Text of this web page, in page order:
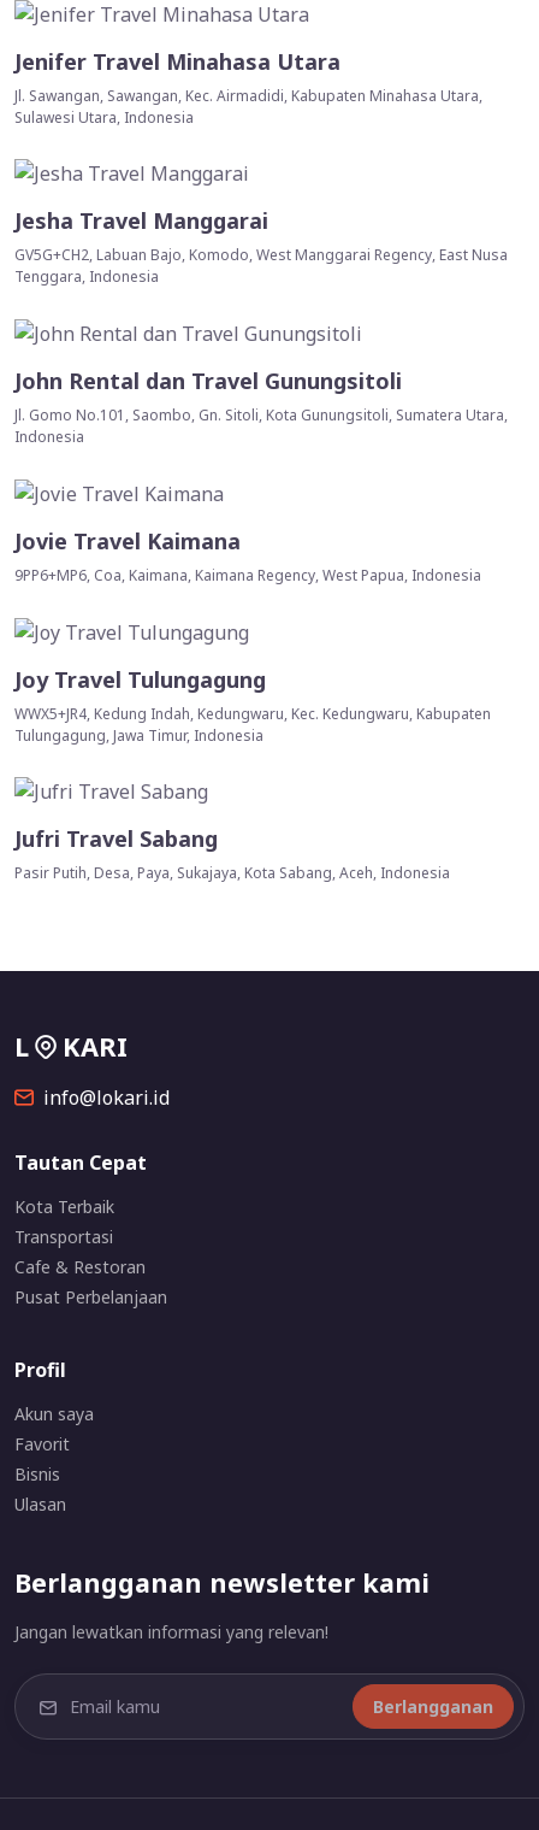
Jenifer Travel Minahasa Utara
Jl. Sawangan, Sawangan, Kec. Airmadidi, Kabupaten Minahasa Utara,
Sulawesi Utara, Indonesia
Jesha Travel Manggarai
GV5G+CH2, Labuan Bajo, Komodo, West Manggarai Regency, East Nusa
Tenggara, Indonesia
John Rental dan Travel Gunungsitoli
Jl. Gomo No.101, Saombo, Gn. Sitoli, Kota Gunungsitoli, Sumatera Utara,
Indonesia
Jovie Travel Kaimana
9PP6+MP6, Coa, Kaimana, Kaimana Regency, West Papua, Indonesia
Joy Travel Tulungagung
WWX5+JR4, Kedung Indah, Kedungwaru, Kec. Kedungwaru, Kabupaten
Tulungagung, Jawa Timur, Indonesia
Jufri Travel Sabang
Pasir Putih, Desa, Paya, Sukajaya, Kota Sabang, Aceh, Indonesia
L KARI
info@lokari.id
Tautan Cepat
Kota Terbaik
Transportasi
Cafe & Restoran
Pusat Perbelanjaan
Profil
Akun saya
Favorit
Bisnis
Ulasan
Berlangganan newsletter kami
Jangan lewatkan informasi yang relevan!
Berlangganan